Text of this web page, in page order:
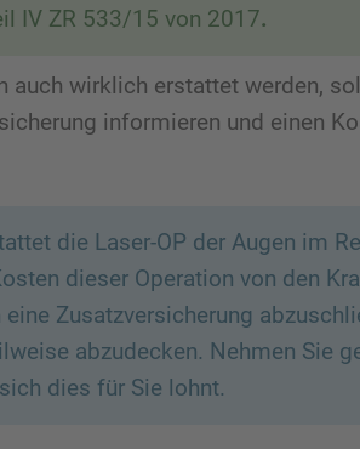
IV ZR 533/15 von 2017.
auch wirklich erstattet werden,
informieren und einen
die Laser-OP der Augen im
dieser Operation von den
Zusatzversicherung
abzudecken. Nehmen Sie
dies für Sie lohnt.